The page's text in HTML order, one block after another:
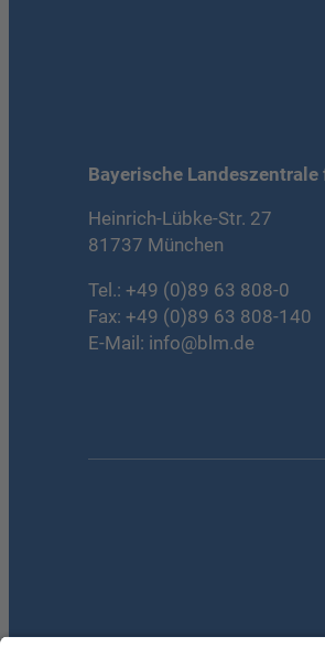
Bayerische
Heinrich-Lübke-Str. 27
81737 München
Tel.: +49 (0)89 63 808-0
Fax: +49 (0)89 63 808-140
E-Mail: info@blm.de